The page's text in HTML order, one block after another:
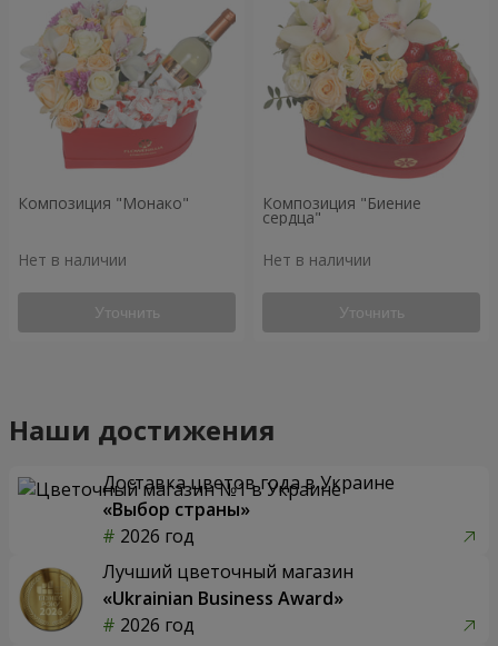
Композиция "Монако"
Нет в наличии
Уточнить
Композиция "Биение
сердца"
Нет в наличии
Уточнить
Наши достижения
Доставка цветов года в Украине
«Выбор страны»
2026 год
Лучший цветочный магазин
«Ukrainian Business Award»
2026 год